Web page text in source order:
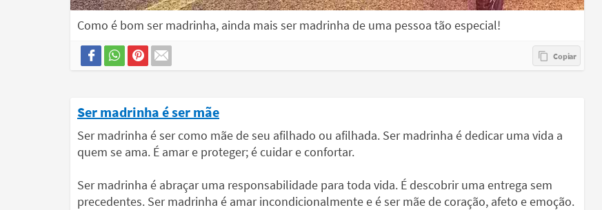
Como é bom ser madrinha, ainda mais ser madrinha de uma pessoa tão especial!
Ser madrinha é ser mãe
Ser madrinha é ser como mãe de seu afilhado ou afilhada. Ser madrinha é dedicar uma vida a
quem se ama. É amar e proteger; é cuidar e confortar.
Ser madrinha é abraçar uma responsabilidade para toda vida. É descobrir uma entrega sem
precedentes. Ser madrinha é amar incondicionalmente e é ser mãe de coração, afeto e emoção.